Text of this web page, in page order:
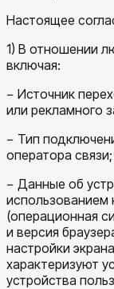
Настоящее
1) В отношении
включая:
− Источник
или рекламного
− Тип
оператора связи;
− Данные об
использованием
(операционная
и версия
настройки
характеризуют
устройства